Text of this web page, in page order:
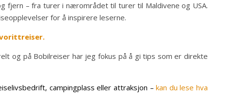
fjern – fra turer i nærområdet til turer til Maldivene og USA.
for å inspirere leserne.
og på Bobilreiser har jeg fokus på å gi tips som er direkte
campingplass eller attraksjon –kan du lese hva